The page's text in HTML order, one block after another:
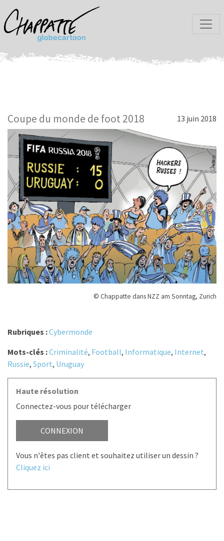
Coupe du monde de foot 2018 13 juin 2018
© Chappatte dans NZZ am Sonntag, Zurich
Rubriques :Cybermonde
Mots-clés :Criminalité, Football, Informatique, Internet,
Russie, Sport, Uruguay
Haute résolution
Connectez-vous pour télécharger
CONNEXION
Vous n'êtes pas client et souhaitez utiliser un dessin ?
Cliquez ici